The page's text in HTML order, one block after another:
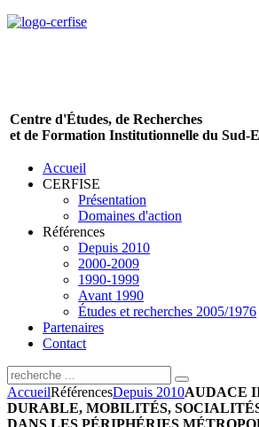
Centre d'Études, de Recherches
et de Formation Institutionnelle du Sud-
Accueil
CERFISE
Présentation
Domaines d'action
Références
Depuis 2010
2000-2009
1990-1999
Avant 1990
Études et recherches 2005/1976
Partenaires
Contact
AccueilRéférencesDepuis 2010AUDACE
DURABLE, MOBILITÉS,
DANS LES PÉRIPHÉRIES